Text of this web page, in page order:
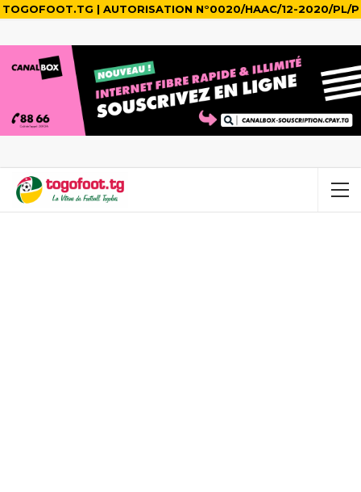
TOGOFOOT.TG | AUTORISATION N°0020/HAAC/12-2020/PL/P